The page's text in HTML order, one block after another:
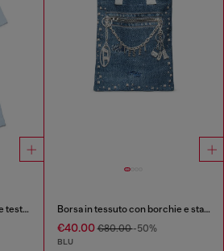
Completo jumpsuit in cotone testurizzato Borsa in tessuto con borchie e stampe
€40.00€80.00-50%
BLU